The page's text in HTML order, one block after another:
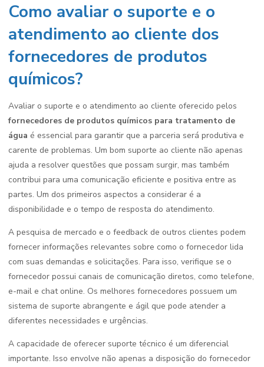
Como avaliar o suporte e o
atendimento ao cliente dos
fornecedores de produtos
químicos?
Avaliar o suporte e o atendimento ao cliente oferecido pelos
fornecedores de produtos químicos para tratamento de
água é essencial para garantir que a parceria será produtiva e
carente de problemas. Um bom suporte ao cliente não apenas
ajuda a resolver questões que possam surgir, mas também
contribui para uma comunicação eficiente e positiva entre as
partes. Um dos primeiros aspectos a considerar é a
disponibilidade e o tempo de resposta do atendimento.
A pesquisa de mercado e o feedback de outros clientes podem
fornecer informações relevantes sobre como o fornecedor lida
com suas demandas e solicitações. Para isso, verifique se o
fornecedor possui canais de comunicação diretos, como telefone,
e-mail e chat online. Os melhores fornecedores possuem um
sistema de suporte abrangente e ágil que pode atender a
diferentes necessidades e urgências.
A capacidade de oferecer suporte técnico é um diferencial
importante. Isso envolve não apenas a disposição do fornecedor